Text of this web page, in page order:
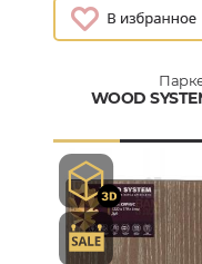
WOOD